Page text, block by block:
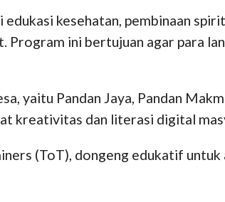
kesehatan, pembinaan
ini bertujuan agar para
yaitu Pandan Jaya, Pandan
kreativitas dan literasi digital
(ToT), dongeng edukatif